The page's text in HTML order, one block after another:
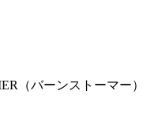
（バーンストーマー）